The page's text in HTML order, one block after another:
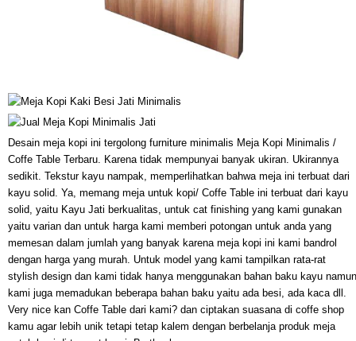
Desain meja kopi ini tergolong furniture minimalis Meja Kopi Minimalis /
Coffe Table Terbaru. Karena tidak mempunyai banyak ukiran. Ukirannya
sedikit. Tekstur kayu nampak, memperlihatkan bahwa meja ini terbuat dari
kayu solid. Ya, memang meja untuk kopi/ Coffe Table ini terbuat dari kayu
solid, yaitu Kayu Jati berkualitas, untuk cat finishing yang kami gunakan
yaitu varian dan untuk harga kami memberi potongan untuk anda yang
memesan dalam jumlah yang banyak karena meja kopi ini kami bandrol
dengan harga yang murah. Untuk model yang kami tampilkan rata-rat
stylish design dan kami tidak hanya menggunakan bahan baku kayu namun
kami juga memadukan beberapa bahan baku yaitu ada besi, ada kaca dll.
Very nice kan Coffe Table dari kami? dan ciptakan suasana di coffe shop
kamu agar lebih unik tetapi tetap kalem dengan berbelanja produk meja